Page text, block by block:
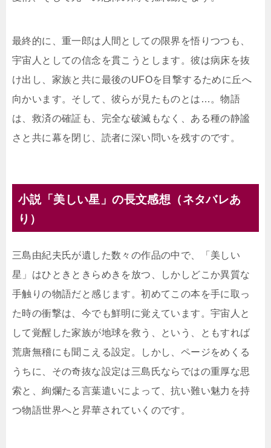
最終的に、重一郎は人間としての限界を悟りつつも、
宇宙人としての信念を貫こうとします。彼は病床を抜
け出し、家族と共に最後のUFOを目撃するために丘へ
向かいます。そして、彼らが見たものとは…。物語
は、救済の確証も、完全な破滅もなく、ある種の静謐
さと共に幕を閉じ、読者に深い問いを残すのです。
小説「美しい星」の長文感想（ネタバレあ
り）
三島由紀夫氏が遺した数々の作品の中で、「美しい
星」はひときときらめきを放つ、しかしどこか異質な
手触りの物語だと感じます。初めてこの本を手に取っ
た時の衝撃は、今でも鮮明に覚えています。宇宙人と
して覚醒した家族が地球を救う、という、ともすれば
荒唐無稽にも聞こえる設定。しかし、ページをめくる
うちに、その奇抜な設定は三島氏ならではの重厚な思
索と、絢爛たる言葉遣いによって、抗い難い魅力を持
つ物語世界へと昇華されていくのです。